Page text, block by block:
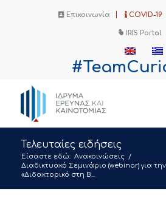
Επικοινωνία COVID-19
IRIS Portal
Τελευταίες ειδήσεις
Είσαστε εδώ: Ανακοινώσεις /
Διαδικτυακό Σεμινάριο (webinar) για
«Διδακτορικό στη Β...